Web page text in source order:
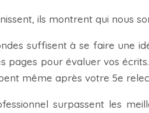
ils montrent qui nous
suffisent à se faire une
pages pour évaluer vos
même après votre 5e
surpassent les